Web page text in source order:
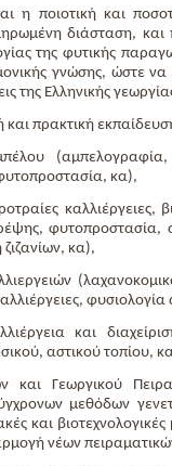
η ποιοτική και
διάσταση,
της φυτικής
γνώσης, ώστε να
της Ελληνικής
πρακτική
(αμπελογραφία,
κα),
καλλιέργειες,
φυτοπροστασία,
κα),
και
αστικού τοπίου,
Γεωργικού
μεθόδων
και
νέων